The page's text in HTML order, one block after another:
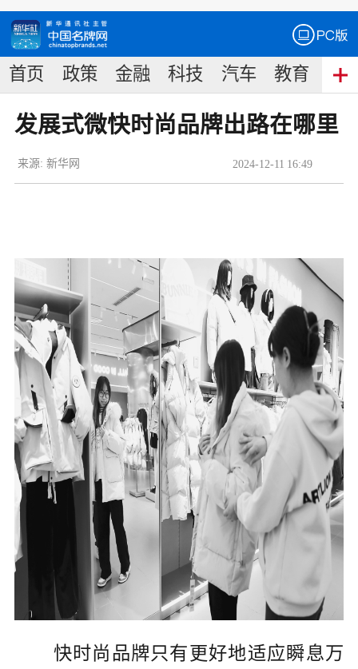
首页 政策 金融 科技 汽车 教育 食
发展式微快时尚品牌出路在哪里
2024-12-11 16:49
来源: 新华网
快时尚品牌只有更好地适应瞬息万